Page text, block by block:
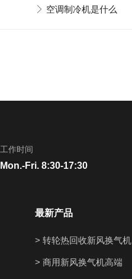
空调制冷机是什么
工作时间
Mon.-Fri. 8:30-17:30
最新产品
> 转轮热回收新风换气机
> 商用新风换气机高端